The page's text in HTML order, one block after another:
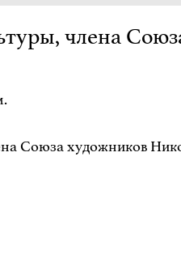
члена
Союза художников